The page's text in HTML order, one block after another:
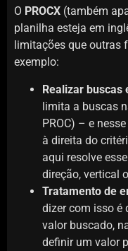
O PROCX (também
planilha esteja em
limitações que outras
exemplo:
Realizar buscas
limita a buscas
PROC) – e
à direita do
aqui resolve
direção, vertical
Tratamento de
dizer com isso é
valor buscado,
definir um valor